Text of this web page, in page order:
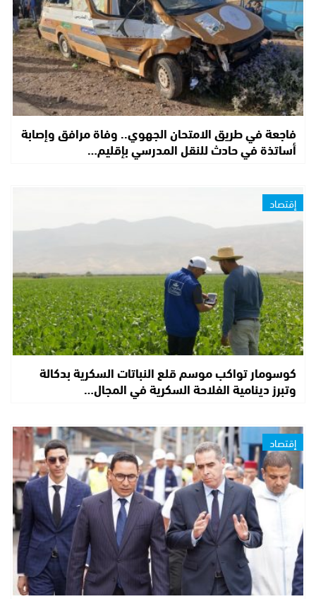
فاجعة في طريق الامتحان الجهوي.. وفاة مرافق وإصابة
أساتذة في حادث للنقل المدرسي بإقليم…
إقتصاد
كوسومار تواكب موسم قلع النباتات السكرية بدكالة
وتبرز دينامية الفلاحة السكرية في المجال…
إقتصاد